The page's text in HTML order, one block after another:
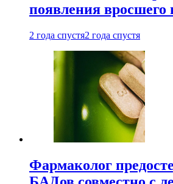
появления вросшего
2 года спустя2 года спустя
Фармаколог